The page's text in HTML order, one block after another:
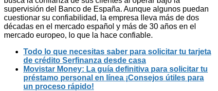
supervisión del Banco de España. Aunque algunos puedan
cuestionar su confiabilidad, la empresa lleva más de dos
décadas en el mercado español y más de 30 años en el
mercado europeo, lo que la hace confiable.
Todo lo que necesitas saber para solicitar tu tarjeta
de crédito Serfinanza desde casa
Movistar Money: La guía definitiva para solicitar tu
préstamo personal en línea ¡Consejos útiles para
un proceso rápido!